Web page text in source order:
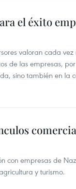
el éxito
valoran cada
de las empresas,
sino también en
con empresas de
y turismo.